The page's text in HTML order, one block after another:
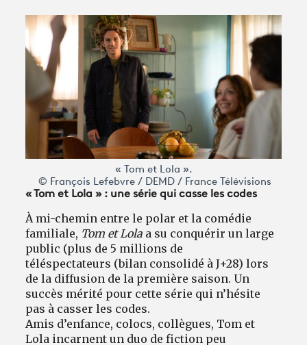
« Tom et Lola ».
© François Lefebvre / DEMD / France Télévisions
« Tom et Lola » : une série qui casse les codes
À mi-chemin entre le polar et la comédie
familiale, Tom et Lola a su conquérir un large
public (plus de 5 millions de
téléspectateurs (bilan consolidé à J+28) lors
de la diffusion de la première saison. Un
succès mérité pour cette série qui n’hésite
pas à casser les codes.
Amis d’enfance, colocs, collègues, Tom et
Lola incarnent un duo de fiction peu